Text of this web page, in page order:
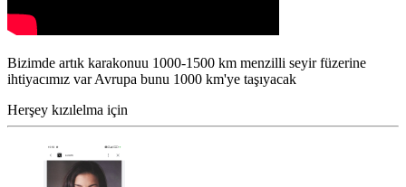
Bizimde artık karakonuu 1000-1500 km menzilli seyir füzerine
ihtiyacımız var Avrupa bunu 1000 km'ye taşıyacak
Herşey kızılelma için